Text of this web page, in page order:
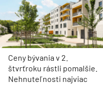
Ceny bývania v 2.
štvrťroku rástli pomalšie.
Nehnuteľnosti najviac